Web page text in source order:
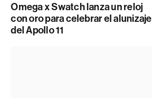
Omega x Swatch lanza un reloj
con oro para celebrar el alunizaje
del Apollo 11